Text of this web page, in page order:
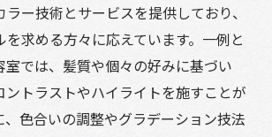
ー技術とサービスを提供しており、
求める方々に応えています。一例と
室では、髪質や個々の好みに基づい
ントラストやハイライトを施すことが
、色合いの調整やグラデーション技法